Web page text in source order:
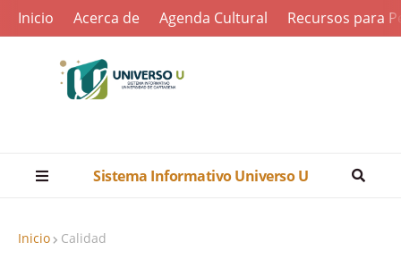
Inicio Acerca de Agenda Cultural Recursos para
Sistema Informativo Universo U
Inicio Calidad